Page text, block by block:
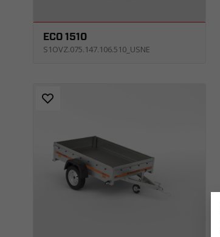
ECO 1510
S1OVZ.075.147.106.510_USNE